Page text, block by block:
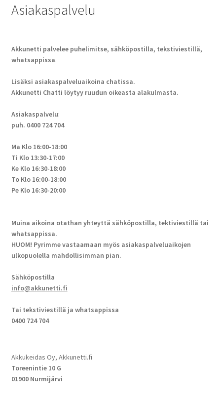
Asiakaspalvelu
Akkunetti palvelee puhelimitse, sähköpostilla, tekstiviestillä,
whatsappissa.
Lisäksi asiakaspalveluaikoina chatissa.
Akkunetti Chatti löytyy ruudun oikeasta alakulmasta.
Asiakaspalvelu:
puh. 0400 724 704
Ma Klo 16:00-18:00
Ti Klo 13:30-17:00
Ke Klo 16:30-18:00
To Klo 16:00-18:00
Pe Klo 16:30-20:00
Muina aikoina otathan yhteyttä sähköpostilla, tektiviestillä tai
whatsappissa.
HUOM! Pyrimme vastaamaan myös asiakaspalveluaikojen
ulkopuolella mahdollisimman pian.
Sähköpostilla
info@akkunetti.fi
Tai tekstiviestillä ja whatsappissa
0400 724 704
Akkukeidas Oy, Akkunetti.fi
Toreenintie 10 G
01900 Nurmijärvi